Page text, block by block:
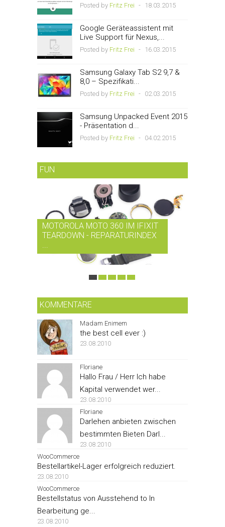
Posted by Fritz Frei - 18.03.2015
Google Geräteassistent mit
Live Support für Nexus,...
Posted by Fritz Frei - 16.03.2015
Samsung Galaxy Tab S2 9,7 &
8,0 – Spezifikati...
Posted by Fritz Frei - 02.03.2015
Samsung Unpacked Event 2015
- Präsentation d...
Posted by Fritz Frei - 04.02.2015
FUN
MOTOROLA MOTO 360 IM IFIXIT
TEARDOWN - REPARATURINDEX
...
KOMMENTARE
Madam Enimem
the best cell ever :)
23.08.2010
Floriane
Hallo Frau / Herr Ich habe
Kapital verwendet wer...
23.08.2010
Floriane
Darlehen anbieten zwischen
bestimmten Bieten Darl...
23.08.2010
WooCommerce
Bestellartikel-Lager erfolgreich reduziert.
23.08.2010
WooCommerce
Bestellstatus von Ausstehend to In
Bearbeitung ge...
23.08.2010